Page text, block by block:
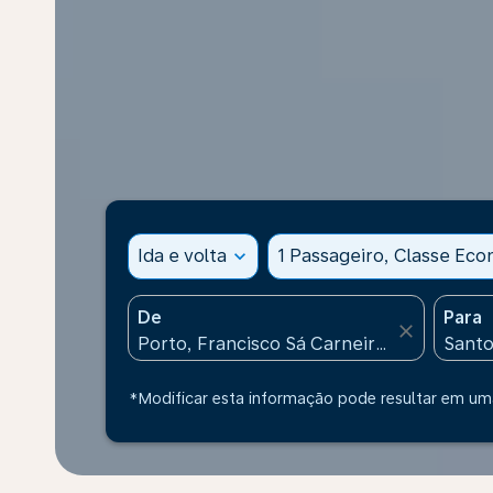
Ida e volta expand_more 1 Passageiro, Classe
De
close
Para
*Modificar esta informação pode resultar em